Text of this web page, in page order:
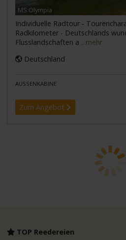
MS Olympia
Individuelle Radtour -
Radkilometer - Deutschlands
Flusslandschaften a ...mehr
Deutschland
AUSSENKABINE
Zum Angebot
TOP Reedereien